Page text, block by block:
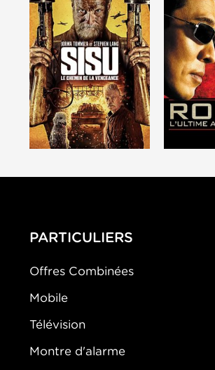
PARTICULIERS
Offres Combinées
Mobile
Télévision
Montre d'alarme